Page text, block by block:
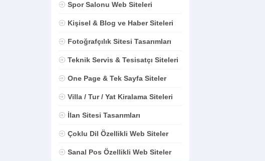
Spor Salonu Web Siteleri
Kişisel & Blog ve Haber Siteleri
Fotoğrafçılık Sitesi Tasarımları
Teknik Servis & Tesisatçı Siteleri
One Page & Tek Sayfa Siteler
Villa / Tur / Yat Kiralama Siteleri
İlan Sitesi Tasarımları
Çoklu Dil Özellikli Web Siteler
Sanal Pos Özellikli Web Siteler